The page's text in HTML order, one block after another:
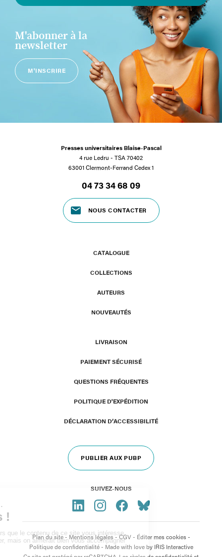
M'abonner à la
newsletter
M'INSCRIRE
Presses universitaires Blaise-Pascal
4 rue Ledru - TSA 70402
63001 Clermont-Ferrand Cedex 1
04 73 34 68 09
NOUS CONTACTER
CATALOGUE
COLLECTIONS
AUTEURS
NOUVEAUTÉS
LIVRAISON
PAIEMENT SÉCURISÉ
QUESTIONS FRÉQUENTES
POLITIQUE D'EXPÉDITION
DÉCLARATION D’ACCESSIBILITÉ
PUBLIER AUX PUBP
SUIVEZ-NOUS
Plan du site- Mentions légales-CGV- Éditer mes cookies-
Politique de confidentialité- Made with love by IRIS Interactive